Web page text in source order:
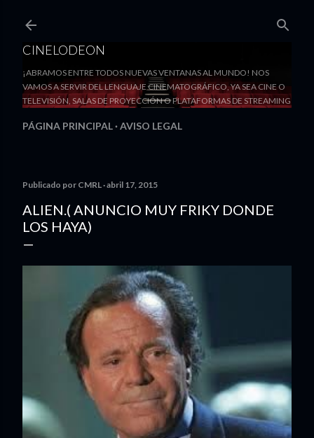
CINELODEON
¡ABRAMOS ENTRE TODOS NUEVAS VENTANAS AL MUNDO! NOS
VAMOS A SERVIR DEL LENGUAJE CINEMATOGRÁFICO, YA SEA CINE O
TELEVISIÓN, SALAS DE PROYECCIÓN O PLATAFORMAS DE STREAMING
PÁGINA PRINCIPAL AVISO LEGAL
Publicado por CMRL abril 17, 2015
ALIEN.( ANUNCIO MUY FRIKY DONDE
LOS HAYA)